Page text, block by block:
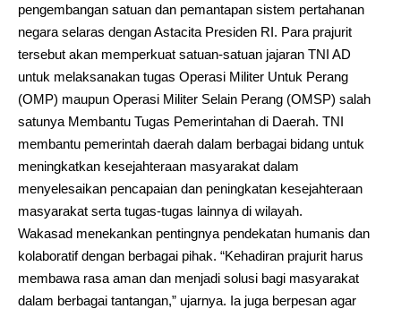
pengembangan satuan dan pemantapan sistem pertahanan
negara selaras dengan Astacita Presiden RI. Para prajurit
tersebut akan memperkuat satuan-satuan jajaran TNI AD
untuk melaksanakan tugas Operasi Militer Untuk Perang
(OMP) maupun Operasi Militer Selain Perang (OMSP) salah
satunya Membantu Tugas Pemerintahan di Daerah. TNI
membantu pemerintah daerah dalam berbagai bidang untuk
meningkatkan kesejahteraan masyarakat dalam
menyelesaikan pencapaian dan peningkatan kesejahteraan
masyarakat serta tugas-tugas lainnya di wilayah.
Wakasad menekankan pentingnya pendekatan humanis dan
kolaboratif dengan berbagai pihak. “Kehadiran prajurit harus
membawa rasa aman dan menjadi solusi bagi masyarakat
dalam berbagai tantangan,” ujarnya. Ia juga berpesan agar